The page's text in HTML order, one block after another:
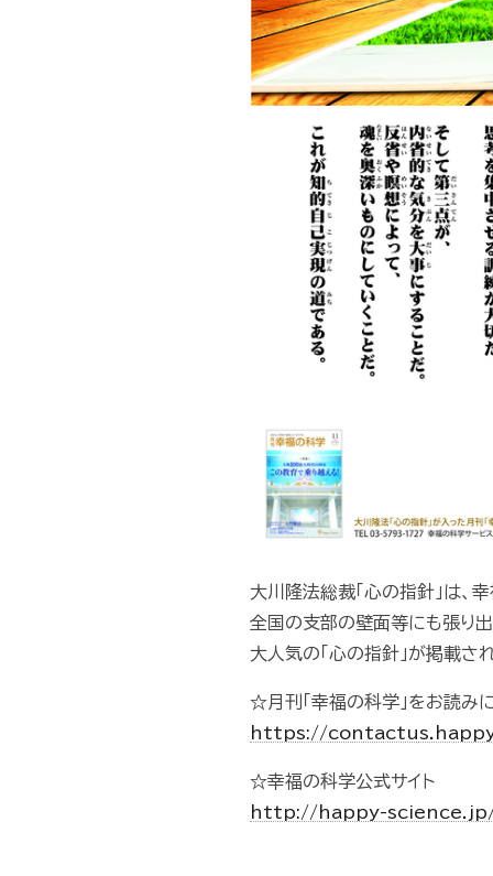
大川隆法総裁「心の指針」は、
全国の支部の壁面等にも張り出
大人気の「心の指針」が掲載さ
☆月刊「幸福の科学」をお読み
https://
☆幸福の科学公式サイト
http://happy-